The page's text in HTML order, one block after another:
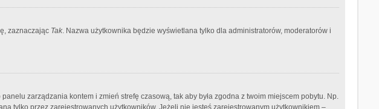
zaznaczając Tak. Nazwa użytkownika będzie wyświetlana tylko dla administratorów, moderatorów i
zarządzania kontem i zmień strefę czasową, tak aby była zgodna z twoim miejscem pobytu. Np.
tylko przez zarejestrowanych użytkowników. Jeżeli nie jesteś zarejestrowanym użytkownikiem –